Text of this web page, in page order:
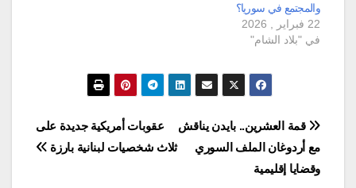
الواجب القانوني في…
والمجتمع في سوريا؟
22 فبراير , 2026
في "بلاد الشام"
تصفّح
المقالات
عقوبات أمريكية جديدة على
ثلاث شخصيات لبنانية بارزة
قمة العشرين.. بايدن يناقش
مع أردوغان الملف السوري
وقضايا إقليمية